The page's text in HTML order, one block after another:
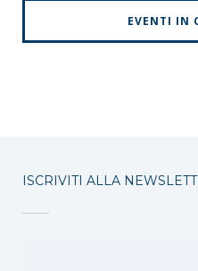
EVENTI IN
ISCRIVITI ALLA